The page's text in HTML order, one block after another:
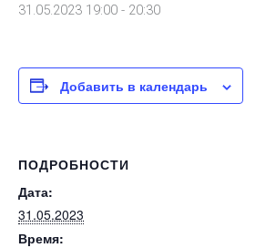
31.05.2023 19:00 - 20:30
Добавить в календарь
ПОДРОБНОСТИ
Дата:
31.05.2023
Время: